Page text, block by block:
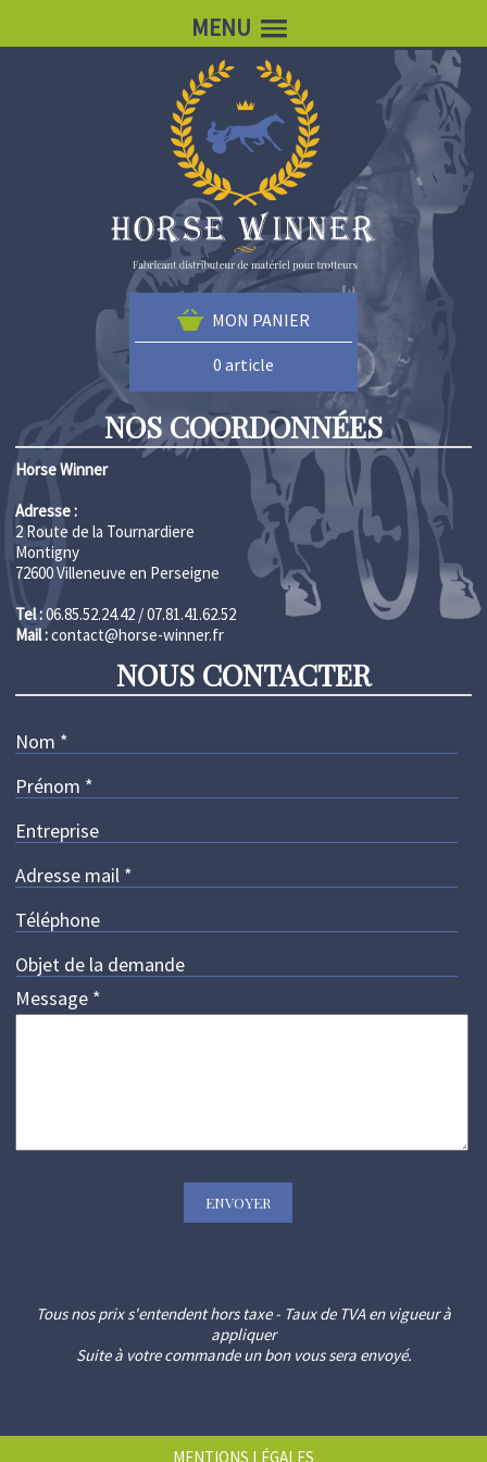
MON PANIER
0 article
MENU
NOS COORDONNÉES
Horse Winner
Adresse :
2 Route de la Tournardiere
Montigny
72600 Villeneuve en Perseigne
Tel :06.85.52.24.42 / 07.81.41.62.52
Mail :contact@horse-winner.fr
NOUS CONTACTER
Nom *
Prénom *
Entreprise
Adresse mail *
Téléphone
Objet de la demande
Message *
Tous nos prix s'entendent hors taxe - Taux de TVA en vigueur à
appliquer
Suite à votre commande un bon vous sera envoyé.
MENTIONS LÉGALES